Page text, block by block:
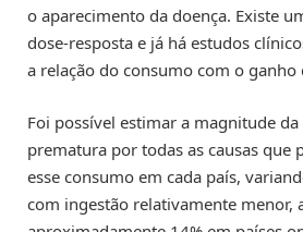
o aparecimento da doença. Existe
dose-resposta e já há estudos
a relação do consumo com o ganho
Foi possível estimar a magnitude
prematura por todas as causas que
esse consumo em cada país,
com ingestão relativamente menor,